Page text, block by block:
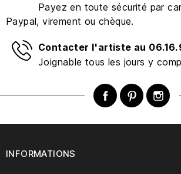
Payez en toute sécurité par
Paypal, virement ou chèque.
Contacter l'artiste au
Joignable tous les jours y
Facebook
INFORMATIONS